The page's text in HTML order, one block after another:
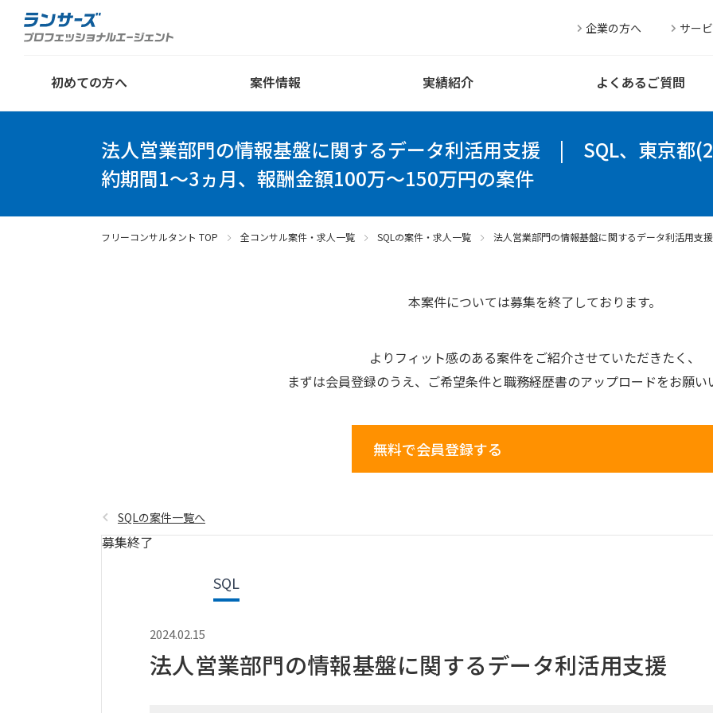
初めての方へ 案件情報 実績紹介 よくあるご質問
企業の方へ サー
法人営業部門の情報基盤に関するデータ利活用支援 | SQL、東京都
約期間1～3ヵ月、報酬金額100万～150万円の案件
フリーコンサルタント TOP 全コンサル案件・求人一覧 SQLの案件・求人一覧 法人営業部門の情報基盤に関するデータ利活用支援
本案件については募集を終了しております。
よりフィット感のある案件を ご紹介させていただきたく、
まずは会員登録のうえ、 ご希望条件と職務経歴書のアップロードをお願い
無料で会員登録する
SQLの案件一覧へ
募集終了
SQL
2024.02.15
法人営業部門の情報基盤に関するデータ利活用支援